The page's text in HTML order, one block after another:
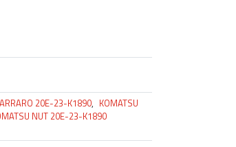
20E-23-K1890, KOMATSU
NUT 20E-23-K1890